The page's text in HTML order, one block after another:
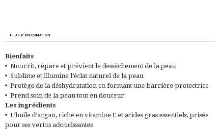
PLUS D'INFORMATION
Bienfaits
• Nourrit, répare et prévient le dessèchement de la peau
• Sublime et illumine l’éclat naturelde la peau
• Protège de la déshydratation en formant une barrière protectrice
• Prend soin de la peautout en douceur
Les ingrédients
• L’huile d’argan, riche en vitamine E et acides gras essentiels, prisée
pour ses vertus adoucissantes